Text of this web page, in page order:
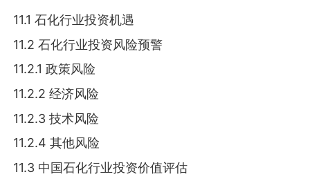
11.1 石化行业投资机遇
11.2 石化行业投资风险预警
11.2.1 政策风险
11.2.2 经济风险
11.2.3 技术风险
11.2.4 其他风险
11.3 中国石化行业投资价值评估